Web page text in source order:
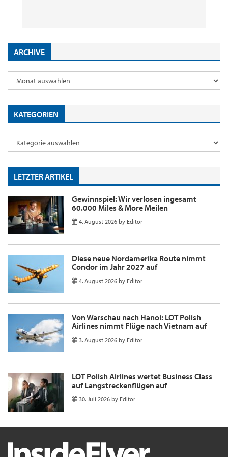
ARCHIVE
KATEGORIEN
LETZTER ARTIKEL
Gewinnspiel: Wir verlosen ingesamt
60.000 Miles & More Meilen
4. August 2026 by Editor
Diese neue Nordamerika Route nimmt
Condor im Jahr 2027 auf
4. August 2026 by Editor
Von Warschau nach Hanoi: LOT Polish
Airlines nimmt Flüge nach Vietnam auf
3. August 2026 by Editor
LOT Polish Airlines wertet Business Class
auf Langstreckenflügen auf
30. Juli 2026 by Editor